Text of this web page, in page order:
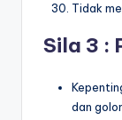
Tidak
Sila 3 :
dan